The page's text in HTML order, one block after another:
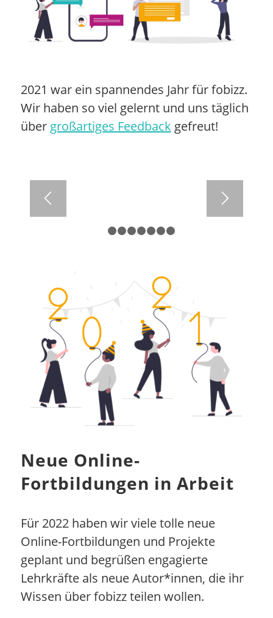
2021 war ein spannendes Jahr für fobizz.
Wir haben so viel gelernt und uns täglich
über großartiges Feedback gefreut!
1 2
Neue Online-
Fortbildungen in Arbeit
Für 2022 haben wir viele tolle neue
Online-Fortbildungen und Projekte
geplant und begrüßen engagierte
Lehrkräfte als neue Autor*innen, die ihr
Wissen über fobizz teilen wollen.